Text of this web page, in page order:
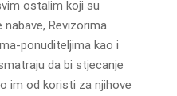
ostalim koji su
Revizorima
ponuditeljima kao i
da bi stjecanje
im od koristi za njihove